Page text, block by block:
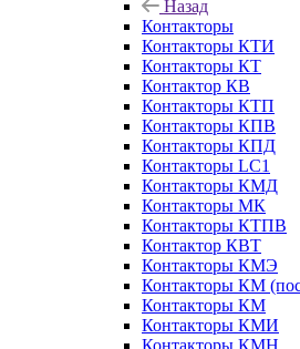
Назад
Контакторы
Контакторы КТИ
Контакторы КТ
Контактор КВ
Контакторы КТП
Контакторы КПВ
Контакторы КПД
Контакторы LC1
Контакторы КМД
Контакторы МК
Контакторы КТПВ
Контактор КВТ
Контакторы КМЭ
Контакторы КМ
Контакторы КМ
Контакторы КМИ
Контакторы КМН